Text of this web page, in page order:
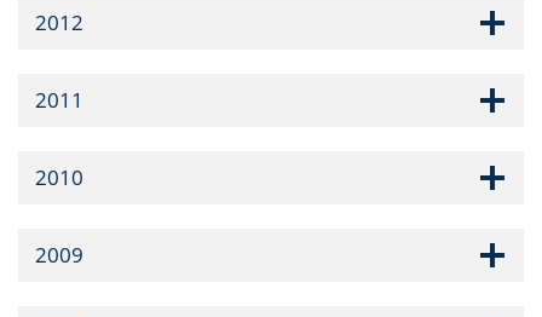
2012
2011
2010
2009